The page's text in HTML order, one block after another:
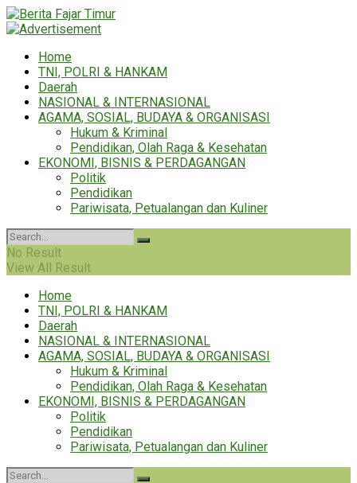
Home
TNI, POLRI & HANKAM
Daerah
NASIONAL & INTERNASIONAL
AGAMA, SOSIAL, BUDAYA & ORGANISASI
Hukum & Kriminal
Pendidikan, Olah Raga & Kesehatan
EKONOMI, BISNIS & PERDAGANGAN
Politik
Pendidikan
Pariwisata, Petualangan dan Kuliner
No Result
View All Result
Home
TNI, POLRI & HANKAM
Daerah
NASIONAL & INTERNASIONAL
AGAMA, SOSIAL, BUDAYA & ORGANISASI
Hukum & Kriminal
Pendidikan, Olah Raga & Kesehatan
EKONOMI, BISNIS & PERDAGANGAN
Politik
Pendidikan
Pariwisata, Petualangan dan Kuliner